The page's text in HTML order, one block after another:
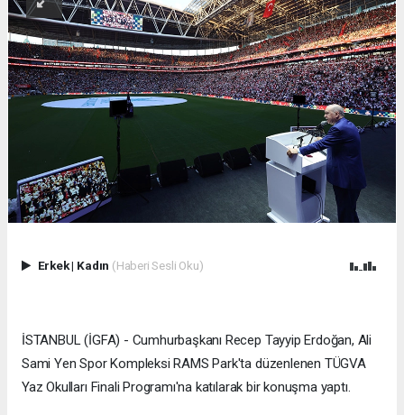
Erkek| Kadın (Haberi Sesli Oku)
İSTANBUL (İGFA) - Cumhurbaşkanı Recep Tayyip Erdoğan, Ali
Sami Yen Spor Kompleksi RAMS Park'ta düzenlenen TÜGVA
Yaz Okulları Finali Programı'na katılarak bir konuşma yaptı.